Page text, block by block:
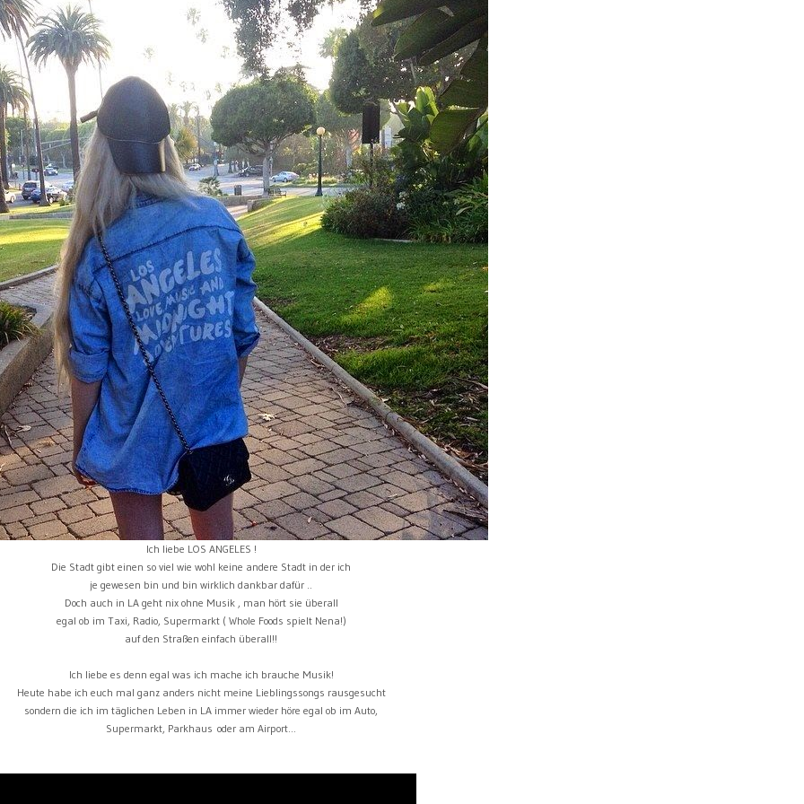
Ich liebe LOS ANGELES !
Die Stadt gibt einen so viel wie wohl keine andere Stadt in der ich
je gewesen bin und bin wirklich dankbar dafür ..
Doch auch in LA geht nix ohne Musik , man hört sie überall
egal ob im Taxi, Radio, Supermarkt ( Whole Foods spielt Nena!)
auf den Straßen einfach überall!!
Ich liebe es denn egal was ich mache ich brauche Musik!
Heute habe ich euch mal ganz anders nicht meine Lieblingssongs rausgesucht
sondern die ich im täglichen Leben in LA immer wieder höre egal ob im Auto,
Supermarkt, Parkhaus oder am Airport...